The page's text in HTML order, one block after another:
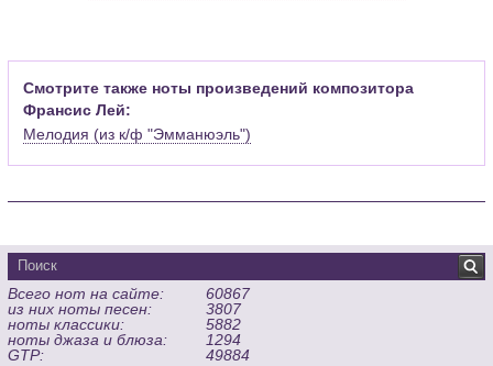
Смотрите также ноты произведений композитора
Франсис Лей:
Мелодия (из к/ф "Эмманюэль")
Всего нот на сайте:
60867
из них ноты песен:
3807
ноты классики:
5882
ноты джаза и блюза:
1294
GTP:
49884